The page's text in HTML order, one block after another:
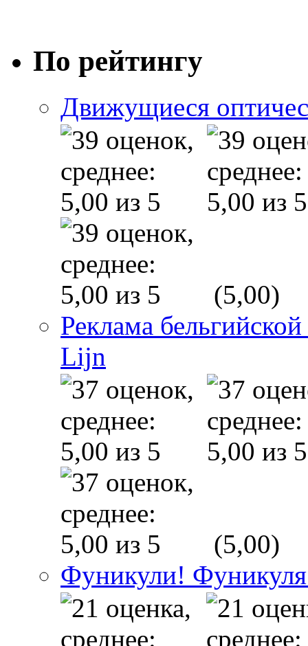
По рейтингу
Движущиеся
(5,00)
Реклама
Lijn
(5,00)
Фуникули!